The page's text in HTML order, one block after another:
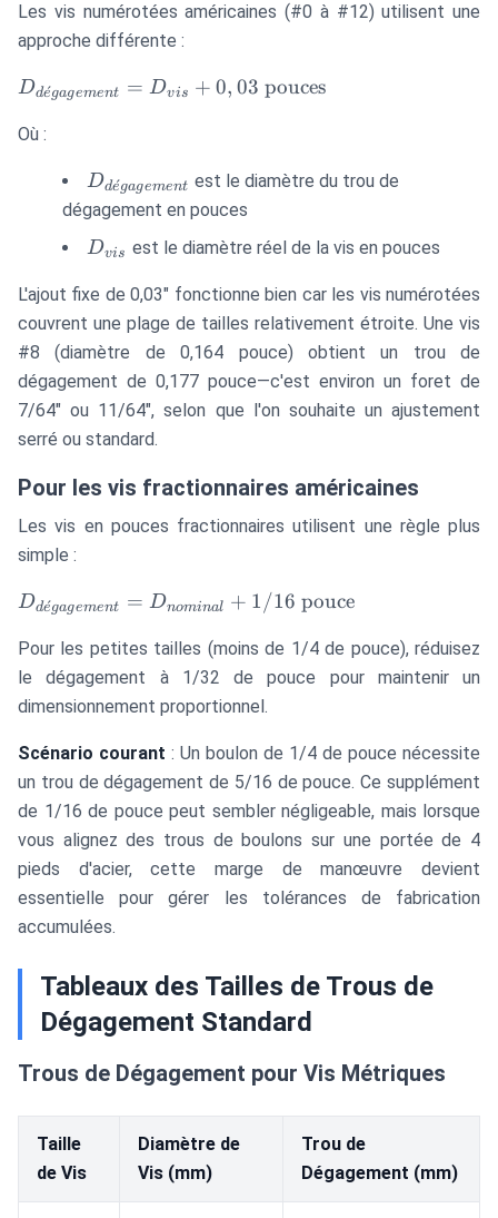
Les vis numérotées américaines (#0 à #12) utilisent une
approche différente :
D_{dégagement}
0,03\text{
Dde
ˊgagement = Dvis + 0, 03 pouces
Où :
D_{dégagement}
Dde
ˊgagement est le diamètre du trou de
dégagement en pouces
D_{vis}
Dvis est le diamètre réel de la vis en pouces
L'ajout fixe de 0,03" fonctionne bien car les vis numérotées
couvrent une plage de tailles relativement étroite. Une vis
#8 (diamètre de 0,164 pouce) obtient un trou de
dégagement de 0,177 pouce—c'est environ un foret de
7/64" ou 11/64", selon que l'on souhaite un ajustement
serré ou standard.
Pour les vis fractionnaires américaines
Les vis en pouces fractionnaires utilisent une règle plus
simple :
D_{dégagement}
+ 1/16\text{
pouce}
Dde
ˊgagement = Dnominal + 1/16 pouce
Pour les petites tailles (moins de 1/4 de pouce), réduisez
le dégagement à 1/32 de pouce pour maintenir un
dimensionnement proportionnel.
Scénario courant : Un boulon de 1/4 de pouce nécessite
un trou de dégagement de 5/16 de pouce. Ce supplément
de 1/16 de pouce peut sembler négligeable, mais lorsque
vous alignez des trous de boulons sur une portée de 4
pieds d'acier, cette marge de manœuvre devient
essentielle pour gérer les tolérances de fabrication
accumulées.
Tableaux des Tailles de Trous de
Dégagement Standard
Trous de Dégagement pour Vis Métriques
Taille
de Vis
Diamètre de
Vis (mm)
Trou de
Dégagement (mm)